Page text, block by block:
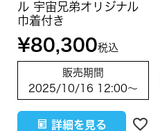
ル 宇宙兄弟オリジナル
巾着付き
¥80,300税込
販売期間
2025/10/16 12:00〜
詳細を見る